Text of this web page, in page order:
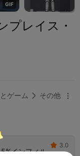
GIF
プレイス・
ゲーム  その他 
インフィル
 3.0